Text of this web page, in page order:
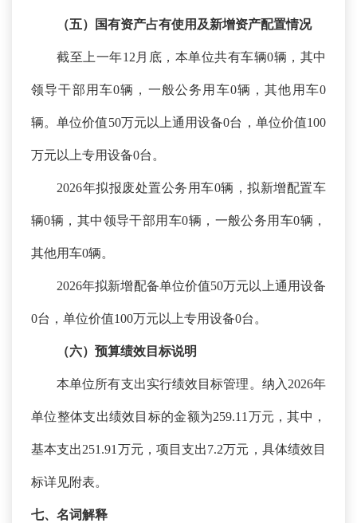
（五）国有资产占有使用及新增资产配置情况
截至上一年12月底，本单位共有车辆0辆，其中
领导干部用车0辆，一般公务用车0辆，其他用车0
辆。单位价值50万元以上通用设备0台，单位价值100
万元以上专用设备0台。
2026年拟报废处置公务用车0辆，拟新增配置车
辆0辆，其中领导干部用车0辆，一般公务用车0辆，
其他用车0辆。
2026年拟新增配备单位价值50万元以上通用设备
0台，单位价值100万元以上专用设备0台。
（六）预算绩效 目标说明
本单位所有支出实行绩效目标管理。纳入 2026年
单位整体支出绩效目标的金额为259.11万元，其中，
基本支出251.91万元，项目支出7.2万元，具体绩效目
标详见附表。
七、名词解释